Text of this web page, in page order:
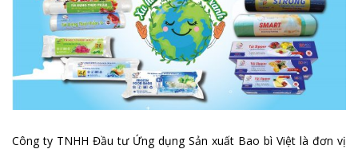
Công ty TNHH Đầu tư Ứng dụng Sản xuất Bao bì Việt là đơn vị